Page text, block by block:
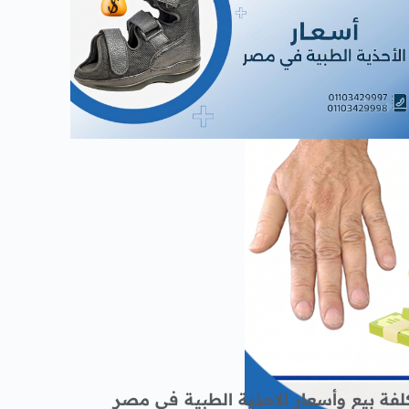
بيع وأسعار الاحذية الطبية فى مصر